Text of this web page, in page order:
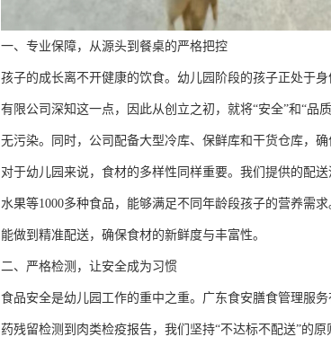
一、专业保障，从源头到餐桌的严格把控
孩子的成长离不开健康的饮食。幼儿园阶段的孩子正处于
有限公司深知这一点，因此从创立之初，就将“安全”和“
无污染。同时，公司配备大型冷库、保鲜库和干货仓库，
对于幼儿园来说，食材的多样性同样重要。我们提供的配
水果等1000多种食品，能够满足不同年龄段孩子的营养需
能做到精准配送，确保食材的新鲜度与丰富性。
二、严格检测，让安全成为习惯
食品安全是幼儿园工作的重中之重。广东食安膳食管理服
药残留检测到肉类检疫报告，我们坚持“不达标不配送”的